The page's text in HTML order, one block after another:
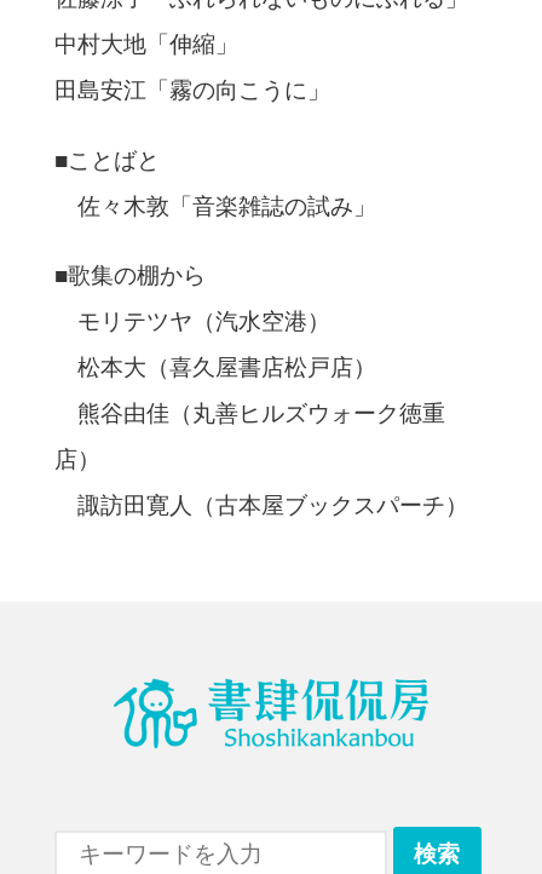
中村大地「伸縮」
田島安江「霧の向こうに」
■ことばと
佐々木敦「音楽雑誌の試み」
■歌集の棚から
モリテツヤ（汽水空港）
松本大（喜久屋書店松戸店）
熊谷由佳（丸善ヒルズウォーク徳重
店）
諏訪田寛人（古本屋ブックスパーチ）